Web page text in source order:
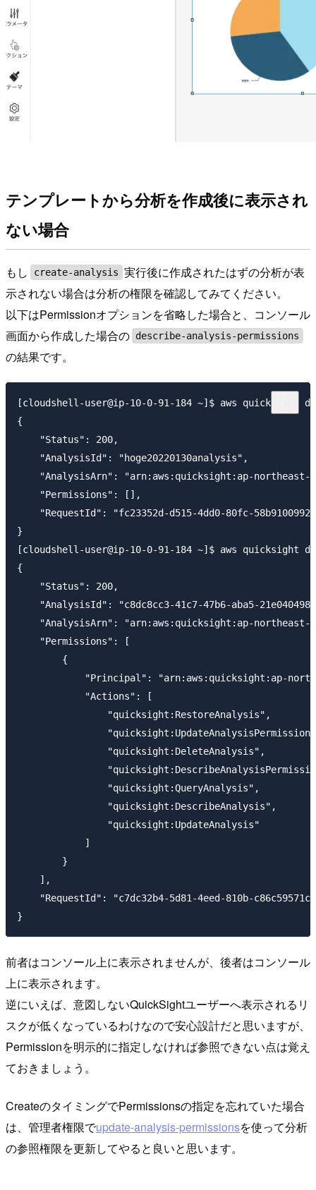
テンプレートから分析を作成後に表示され
ない場合
もし create-analysis 実行後に作成されたはずの分析が表
示されない場合は分析の権限を確認してみてください。
以下はPermissionオプションを省略した場合と、コンソール
画面から作成した場合の describe-analysis-permissions
の結果です。
[cloudshell-user@ip-10-0-91-184 ~]$ aws quicksight
{
    "Status": 200,
    "AnalysisId": "hoge20220130analysis",
"AnalysisArn": "arn:aws:quicksight:ap-
    "Permissions": [],
"RequestId": "fc23352d-d515-4dd0-80fc-
}
[cloudshell-user@ip-10-0-91-184 ~]$ aws quicksight
{
    "Status": 200,
"AnalysisId": "c8dc8cc3-41c7-47b6-aba5-
"AnalysisArn": "arn:aws:quicksight:ap-
    "Permissions": [
        {
"Principal": "arn:aws:quicksight:ap-
            "Actions": [
                "quicksight:RestoreAnalysis",
                "quicksight:DeleteAnalysis",
                "quicksight:QueryAnalysis",
                "quicksight:DescribeAnalysis",
                "quicksight:UpdateAnalysis"
            ]
        }
    ],
"RequestId": "c7dc32b4-5d81-4eed-810b-
前者はコンソール上に表示されませんが、後者はコンソール
上に表示されます。
逆にいえば、意図しないQuickSightユーザーへ表示されるリ
スクが低くなっているわけなので安心設計だと思いますが、
Permissionを明示的に指定しなければ参照できない点は覚え
ておきましょう。
CreateのタイミングでPermissionsの指定を忘れていた場合
は、管理者権限でupdate-analysis-permissionsを使って分析
の参照権限を更新してやると良いと思います。